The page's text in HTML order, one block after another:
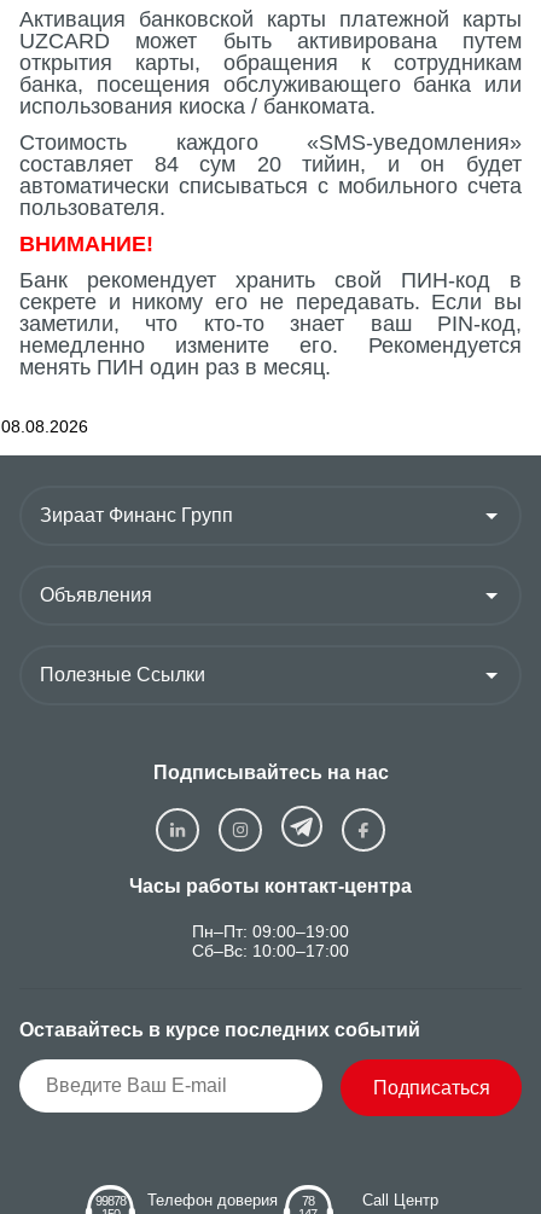
Активация банковской карты платежной карты
UZCARD может быть активирована путем
открытия карты, обращения к сотрудникам
банка, посещения обслуживающего банка или
использования киоска / банкомата.
Стоимость каждого «SMS-уведомления»
составляет 84 сум 20 тийин, и он будет
автоматически списываться с мобильного счета
пользователя.
ВНИМАНИЕ!
Банк рекомендует хранить свой ПИН-код в
секрете и никому его не передавать. Если вы
заметили, что кто-то знает ваш PIN-код,
немедленно измените его. Рекомендуется
менять ПИН один раз в месяц.
08.08.2026
Подписывайтесь на нас
Часы работы контакт-центра
Пн–Пт: 09:00–19:00
Сб–Вс: 10:00–17:00
Оставайтесь в курсе последних событий
Подписаться
99878
Телефон доверия
78
Call Центр